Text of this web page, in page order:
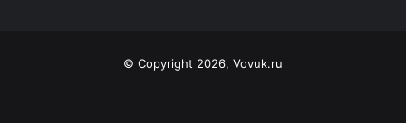
© Copyright 2026, Vovuk.ru